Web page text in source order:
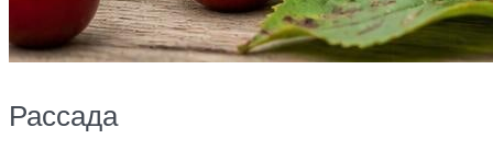
Рассада